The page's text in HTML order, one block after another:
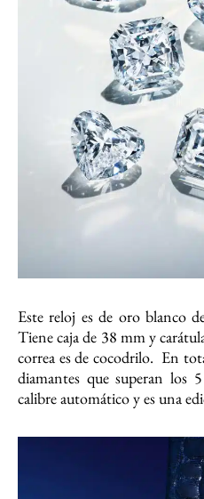
Este reloj es de oro blanco
Tiene caja de 38 mm y
correa es de cocodrilo. En
diamantes que superan los
calibre automático y es una